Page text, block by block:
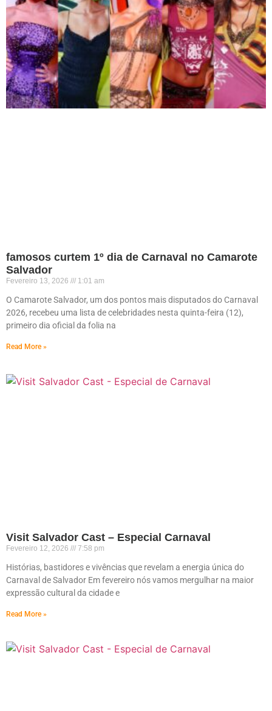
famosos curtem 1º dia de Carnaval no Camarote
Salvador
Fevereiro 13, 2026 1:01 am
O Camarote Salvador, um dos pontos mais disputados do Carnaval
2026, recebeu uma lista de celebridades nesta quinta-feira (12),
primeiro dia oficial da folia na
Read More »
Visit Salvador Cast – Especial Carnaval
Fevereiro 12, 2026 7:58 pm
Histórias, bastidores e vivências que revelam a energia única do
Carnaval de Salvador Em fevereiro nós vamos mergulhar na maior
expressão cultural da cidade e
Read More »